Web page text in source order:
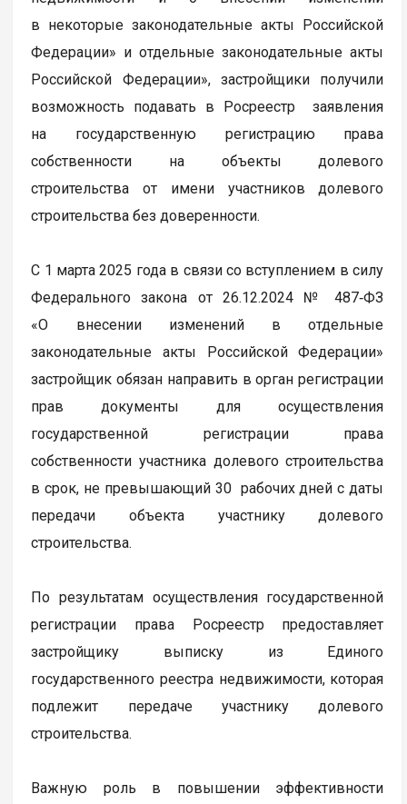
в некоторые законодательные акты Российской
Федерации» и отдельные законодательные акты
Российской Федерации», застройщики получили
возможность подавать в Росреестр заявления
на государственную регистрацию права
собственности на объекты долевого
строительства от имени участников долевого
строительства без доверенности.
С 1 марта 2025 года в связи со вступлением в силу
Федерального закона от 26.12.2024 № 487‑ФЗ
«О внесении изменений в отдельные
законодательные акты Российской Федерации»
застройщик обязан направить в орган регистрации
прав документы для осуществления
государственной регистрации права
собственности участника долевого строительства
в срок, не превышающий 30 рабочих дней с даты
передачи объекта участнику долевого
строительства.
По результатам осуществления государственной
регистрации права Росреестр предоставляет
застройщику выписку из Единого
государственного реестра недвижимости, которая
подлежит передаче участнику долевого
строительства.
Важную роль в повышении эффективности